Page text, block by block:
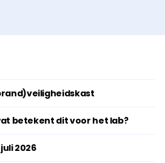
betekent dit voor het lab?
2026